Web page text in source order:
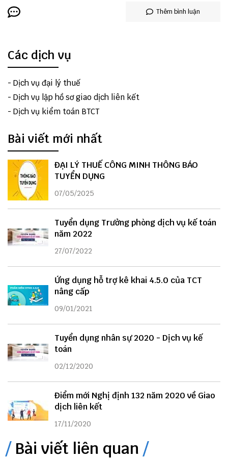
Thêm bình luận
Các dịch vụ
- Dịch vụ đại lý thuế
- Dịch vụ lập hồ sơ giao dịch liên kết
- Dịch vụ kiểm toán BTCT
Bài viết mới nhất
ĐẠI LÝ THUẾ CÔNG MINH THÔNG BÁO
TUYỂN DỤNG
07/05/2025
Tuyển dụng Trưởng phòng dịch vụ kế toán
năm 2022
27/07/2022
Ứng dụng hỗ trợ kê khai 4.5.0 của TCT
nâng cấp
09/01/2021
Tuyển dụng nhân sự 2020 - Dịch vụ kế
toán
02/12/2020
Điểm mới Nghị định 132 năm 2020 về Giao
dịch liên kết
17/11/2020
Bài viết liên quan